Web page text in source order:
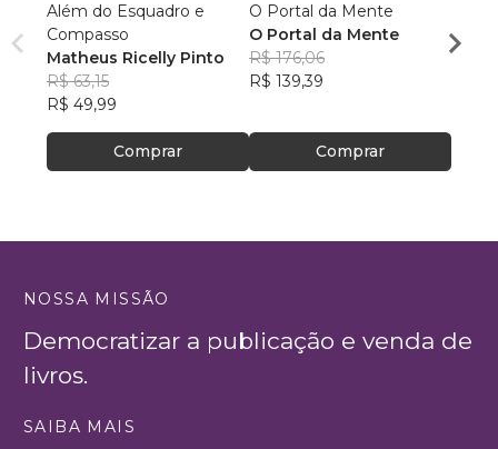
Além do Esquadro e
Compasso
Matheus Ricelly Pinto
R$ 63,15
R$ 49,99
Comprar
O Portal da Mente
O Portal da Mente
R$ 176,06
R$ 139,39
Comprar
NOSSA MISSÃO
Democratizar a publicação e venda de
livros.
SAIBA MAIS